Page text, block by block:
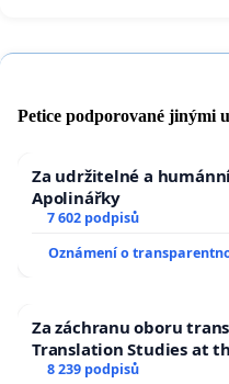
Petice podporované jinými
Za udržitelné a
Apolinářky
7 602 podpisů
Oznámení o
Za záchranu oboru
Translation Studies at
University
8 239 podpisů